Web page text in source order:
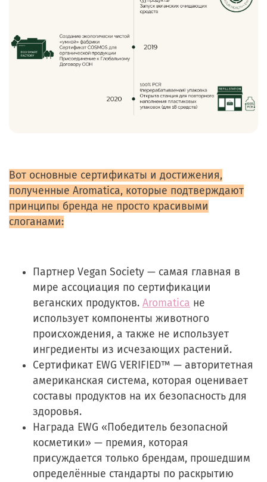
Вот основные сертификаты и достижения,
полученные Aromatica, которые подтверждают
принципы бренда не просто красивыми
слоганами:
Партнер Vegan Society — самая главная в
мире ассоциация по сертификации
веганских продуктов. Aromatica не
использует компоненты животного
происхождения, а также не использует
ингредиенты из исчезающих растений.
Сертификат EWG VERIFIED™ — авторитетная
американская система, которая оценивает
составы продуктов на их безопасность для
здоровья.
Награда EWG «Победитель безопасной
косметики» — премия, которая
присуждается только брендам, прошедшим
определённые стандарты по раскрытию